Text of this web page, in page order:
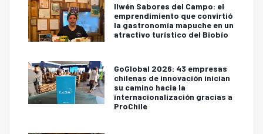
Ilwén Sabores del Campo: el
emprendimiento que convirtió
la gastronomía mapuche en un
atractivo turístico del Biobío
GoGlobal 2026: 43 empresas
chilenas de innovación inician
su camino hacia la
internacionalización gracias a
ProChile